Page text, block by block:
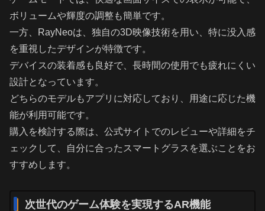
ボリュームや輝度の調整も簡単です。
一方、RayNeoは、独自の3D映像技術を用い、特に没入感
を重視したデザインが特徴です。
デバイスの装着感も良好で、長時間の使用でも疲れにくい
設計となっています。
どちらのモデルもアプリに対応しており、用途に応じた機
能が利用可能です。
購入を検討する際は、公式サイトでのレビューや詳細をチ
ェックして、自分に合ったスマートグラスを選ぶことをお
すすめします。
次世代のゲーム体験を実現するAR機能